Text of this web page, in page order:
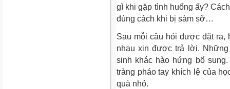
gì khi gặp tình huống ấy?
đúng cách khi bị sàm sỡ…
Sau mỗi câu hỏi được đặt ra,
nhau xin được trả lời.
sinh khác hào hứng bổ
tràng pháo tay khích lệ của
quà nhỏ.